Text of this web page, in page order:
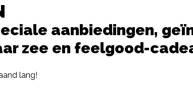
aanbiedingen,
zee en feelgood-
lang!